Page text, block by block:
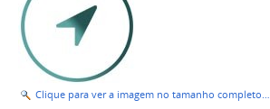
Clique para ver a imagem no tamanho completo…